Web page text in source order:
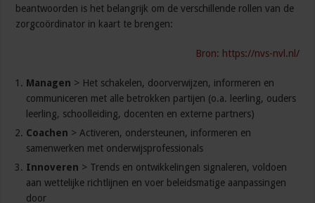
beantwoorden is het belangrijk om de verschillende rollen van de
zorgcoördinator in kaart te brengen:
Bron: https://nvs-nvl.nl/
Managen > Het schakelen, doorverwijzen, informeren en
communiceren met alle betrokken partijen (o.a. leerling, ouders
leerling, schoolleiding, docenten en externe partners)
Coachen > Activeren, ondersteunen, informeren en
samenwerken met onderwijsprofessionals
Innoveren > Trends en ontwikkelingen signaleren, voldoen
aan wettelijke richtlijnen en voer beleidsmatige aanpassingen
door